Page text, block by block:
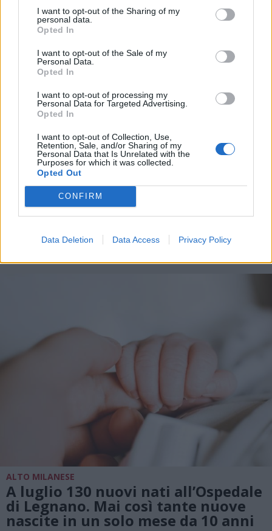
I want to opt-out of the Sharing of my
personal data.
Opted In
I want to opt-out of the Sale of my
Personal Data.
Opted In
I want to opt-out of processing my
Personal Data for Targeted Advertising.
Opted In
I want to opt-out of Collection, Use,
Retention, Sale, and/or Sharing of my
Personal Data that Is Unrelated with the
Purposes for which it was collected.
Opted Out
CONFIRM
Data Deletion Data Access Privacy Policy
EVENTI
agosto a Legnano e nell’Alto
ALTO MILANESE
A luglio 130 nuovi nati all’Ospedale
di Legnano. Mai così tante nuove
nascite in un solo mese da 10 anni